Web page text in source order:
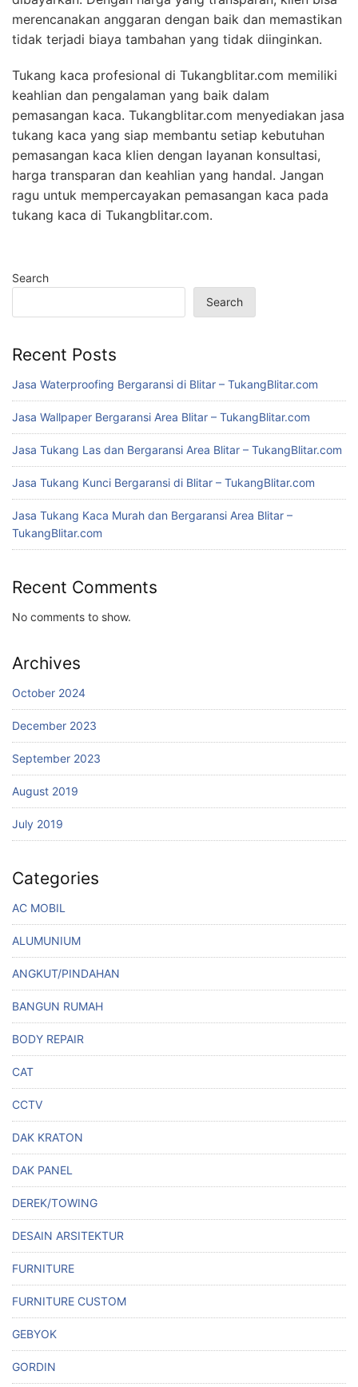
merencanakan anggaran dengan baik dan memastikan
tidak terjadi biaya tambahan yang tidak diinginkan.
Tukang kaca profesional di Tukangblitar.com memiliki
keahlian dan pengalaman yang baik dalam
pemasangan kaca. Tukangblitar.com menyediakan jasa
tukang kaca yang siap membantu setiap kebutuhan
pemasangan kaca klien dengan layanan konsultasi,
harga transparan dan keahlian yang handal. Jangan
ragu untuk mempercayakan pemasangan kaca pada
tukang kaca di Tukangblitar.com.
Search
Search
Recent Posts
Jasa Waterproofing Bergaransi di Blitar – TukangBlitar.com
Jasa Wallpaper Bergaransi Area Blitar – TukangBlitar.com
Jasa Tukang Las dan Bergaransi Area Blitar – TukangBlitar.com
Jasa Tukang Kunci Bergaransi di Blitar – TukangBlitar.com
Jasa Tukang Kaca Murah dan Bergaransi Area Blitar –
TukangBlitar.com
Recent Comments
No comments to show.
Archives
October 2024
December 2023
September 2023
August 2019
July 2019
Categories
AC MOBIL
ALUMUNIUM
ANGKUT/PINDAHAN
BANGUN RUMAH
BODY REPAIR
CAT
CCTV
DAK KRATON
DAK PANEL
DEREK/TOWING
DESAIN ARSITEKTUR
FURNITURE
FURNITURE CUSTOM
GEBYOK
GORDIN